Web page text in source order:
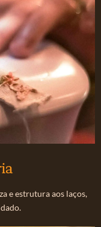
e estrutura aos laços,